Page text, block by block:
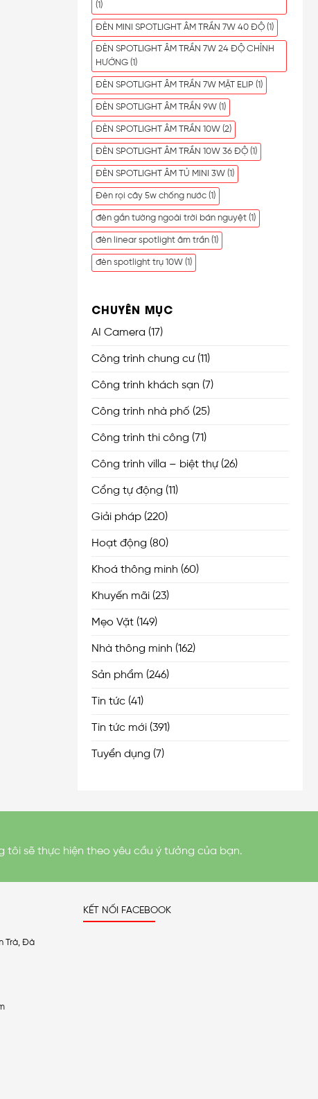
(1)
ĐÈN MINI SPOTLIGHT ÂM TRẦN 7W 40 ĐỘ (1)
ĐÈN SPOTLIGHT ÂM TRẦN 7W 24 ĐỘ CHỈNH
HƯỚNG (1)
ĐÈN SPOTLIGHT ÂM TRẦN 7W MẶT ELIP (1)
ĐÈN SPOTLIGHT ÂM TRẦN 9W (1)
ĐÈN SPOTLIGHT ÂM TRẦN 10W (2)
ĐÈN SPOTLIGHT ÂM TRẦN 10W 36 ĐỘ (1)
ĐÈN SPOTLIGHT ÂM TỦ MINI 3W (1)
Đèn rọi cây 5w chống nước (1)
đèn gắn tường ngoài trời bán nguyệt (1)
đèn linear spotlight âm trần (1)
đèn spotlight trụ 10W (1)
CHUYÊN MỤC
AI Camera (17)
Công trình chung cư(11)
Công trình khách sạn (7)
Công trình nhà phố (25)
Công trình thi công (71)
Công trình villa – biệt thự(26)
Cổng tự động (11)
Giải pháp (220)
Hoạt động (80)
Khoá thông minh (60)
Khuyến mãi (23)
Mẹo Vặt (149)
Nhà thông minh (162)
Sản phẩm (246)
Tin tức (41)
Tin tức mới (391)
Tuyển dụng (7)
tôi sẽ thực hiện theo yêu cầu ý tưởng của bạn.
Trà, Đà
KẾT NỐI FACEBOOK